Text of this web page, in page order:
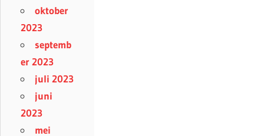
oktober
2023
septemb
er 2023
juli 2023
juni
2023
mei